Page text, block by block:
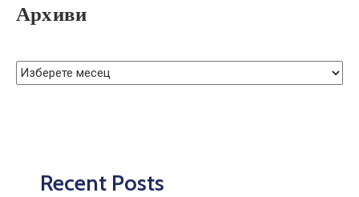
ЈАВНИ
Архиви
Recent Posts